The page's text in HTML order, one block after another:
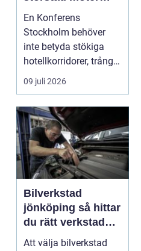
rofylld landsbygd
En Konferens
Stockholm behöver
inte betyda stökiga
hotellkorridorer, trånga
mötesrum och brus
från c...
09 juli 2026
Bilverkstad
jönköping så hittar
du rätt verkstad
för din bil
Att välja bilverkstad